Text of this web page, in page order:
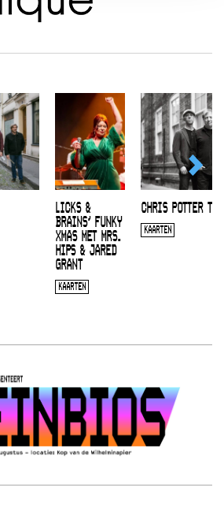
LICKS &
BRAINS’ FUNKY
XMAS MET MRS.
HIPS & JARED
GRANT
KAARTEN
CHRIS POTTER
KAARTEN